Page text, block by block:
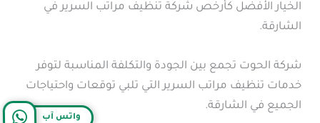
الخيار الأفضل كأرخص شركة تنظيف مراتب السرير في
الشارقة.
شركة الحوت تجمع بين الجودة والتكلفة المناسبة لتوفر
خدمات تنظيف مراتب السرير التي تلبي توقعات واحتياجات
الجميع في الشارقة.
واتس آب